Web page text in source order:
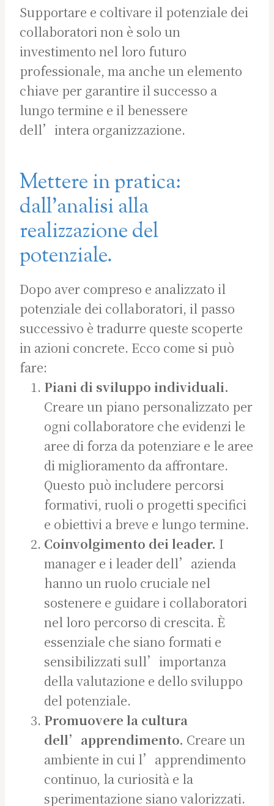
Supportare e coltivare il potenziale dei
collaboratori non è solo un
investimento nel loro futuro
professionale, ma anche un elemento
chiave per garantire il successo a
lungo termine e il benessere
dell’intera organizzazione.
Mettere in pratica:
dall’analisi alla
realizzazione del
potenziale.
Dopo aver compreso e analizzato il
potenziale dei collaboratori, il passo
successivo è tradurre queste scoperte
in azioni concrete. Ecco come si può
fare:
Piani di sviluppo individuali.
Creare un piano personalizzato per
ogni collaboratore che evidenzi le
aree di forza da potenziare e le aree
di miglioramento da affrontare.
Questo può includere percorsi
formativi, ruoli o progetti specifici
e obiettivi a breve e lungo termine.
Coinvolgimento dei leader. I
manager e i leader dell’azienda
hanno un ruolo cruciale nel
sostenere e guidare i collaboratori
nel loro percorso di crescita. È
essenziale che siano formati e
sensibilizzati sull’importanza
della valutazione e dello sviluppo
del potenziale.
Promuovere la cultura
dell’apprendimento. Creare un
ambiente in cui l’apprendimento
continuo, la curiosità e la
sperimentazione siano valorizzati.